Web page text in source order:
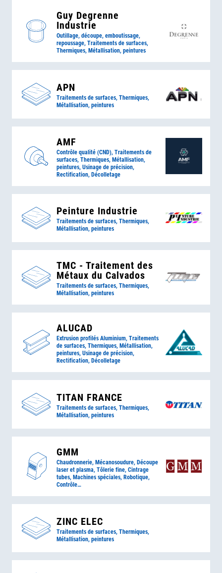
Guy Degrenne
Industrie
Outillage, découpe, emboutissage,
repoussage, Traitements de surfaces,
Thermiques, Métallisation, peintures
APN
Traitements de surfaces, Thermiques,
Métallisation, peintures
AMF
Contrôle qualité (CND), Traitements de
surfaces, Thermiques, Métallisation,
peintures, Usinage de précision,
Rectification, Décolletage
Peinture Industrie
Traitements de surfaces, Thermiques,
Métallisation, peintures
TMC - Traitement des
Métaux du Calvados
Traitements de surfaces, Thermiques,
Métallisation, peintures
ALUCAD
Extrusion profilés Aluminium, Traitements
de surfaces, Thermiques, Métallisation,
peintures, Usinage de précision,
Rectification, Décolletage
TITAN FRANCE
Traitements de surfaces, Thermiques,
Métallisation, peintures
GMM
Chaudronnerie, Mécanosoudure, Découpe
laser et plasma, Tôlerie fine, Cintrage
tubes, Machines spéciales, Robotique,
Contrôle…
ZINC ELEC
Traitements de surfaces, Thermiques,
Métallisation, peintures